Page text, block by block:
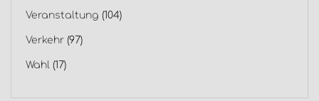
Veranstaltung (104)
Verkehr (97)
Wahl (17)